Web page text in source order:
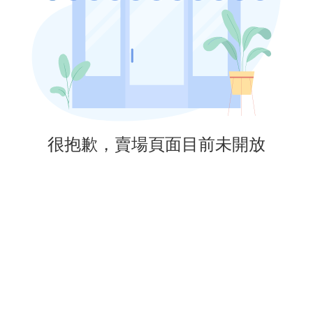
很抱歉，賣場頁面目前未開放